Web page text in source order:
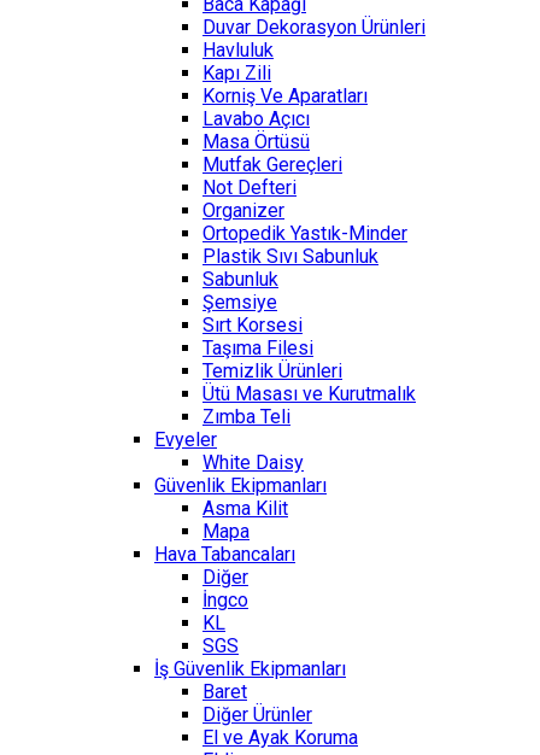
Duvar Dekorasyon Ürünleri
Havluluk
Kapı Zili
Korniş Ve Aparatları
Lavabo Açıcı
Masa Örtüsü
Mutfak Gereçleri
Not Defteri
Organizer
Ortopedik Yastık-Minder
Plastik Sıvı Sabunluk
Sabunluk
Şemsiye
Sırt Korsesi
Taşıma Filesi
Temizlik Ürünleri
Ütü Masası ve Kurutmalık
Zımba Teli
Evyeler
White Daisy
Güvenlik Ekipmanları
Asma Kilit
Mapa
Hava Tabancaları
Diğer
İngco
KL
SGS
İş Güvenlik Ekipmanları
Baret
Diğer Ürünler
El ve Ayak Koruma